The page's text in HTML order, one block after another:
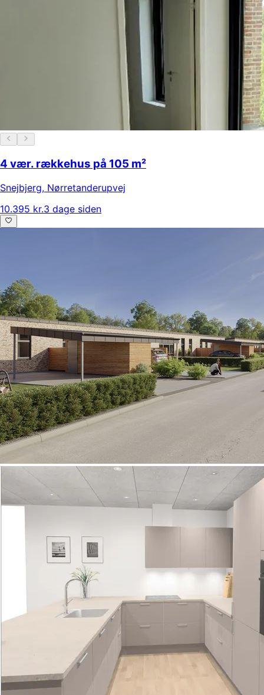
4 vær. rækkehus på 105 m²
Snejbjerg, Nørretanderupvej
10.395 kr.3 dage siden